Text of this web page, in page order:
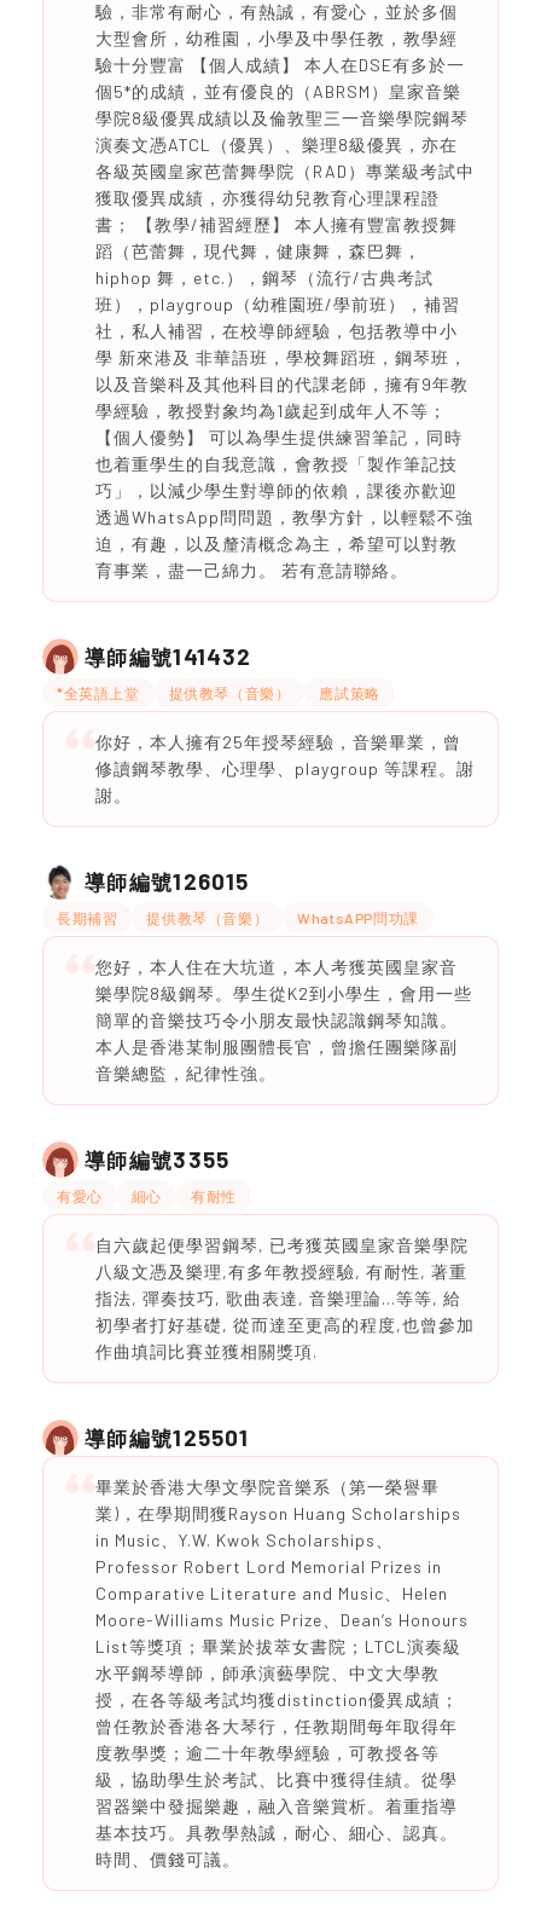
驗，非常有耐心，有熱誠，有愛心，並於多個
大型會所，幼稚園，小學及中學任教，教學經
驗十分豐富 【個人成績】 本人在DSE有多於一
個5*的成績，並有優良的（ABRSM）皇家音樂
學院8級優異成績以及倫敦聖三一音樂學院鋼琴
演奏文憑ATCL（優異）、樂理8級優異，亦在
各級英國皇家芭蕾舞學院（RAD）專業級考試中
獲取優異成績，亦獲得幼兒教育心理課程證
書； 【教學/補習經歷】 本人擁有豐富教授舞
蹈（芭蕾舞，現代舞，健康舞，森巴舞，
hiphop 舞，etc.），鋼琴（流行/古典考試
班），playgroup（幼稚園班/學前班），補習
社，私人補習，在校導師經驗，包括教導中小
學 新來港及 非華語班，學校舞蹈班，鋼琴班，
以及音樂科及其他科目的代課老師，擁有9年教
學經驗，教授對象均為1歲起到成年人不等；
【個人優勢】 可以為學生提供練習筆記，同時
也着重學生的自我意識，會教授「製作筆記技
巧」，以減少學生對導師的依賴，課後亦歡迎
透過WhatsApp問問題，教學方針，以輕鬆不強
迫，有趣，以及釐清概念為主，希望可以對教
育事業，盡一己綿力。 若有意請聯絡。
導師編號141432
*全英語上堂 提供教琴（音樂） 應試策略
你好，本人擁有25年授琴經驗，音樂畢業，曾
修讀鋼琴教學、心理學、playgroup 等課程。謝
謝。
導師編號126015
長期補習 提供教琴（音樂） WhatsAPP問功課
您好，本人住在大坑道，本人考獲英國皇家音
樂學院8級鋼琴。學生從K2到小學生，會用一些
簡單的音樂技巧令小朋友最快認識鋼琴知識。
本人是香港某制服團體長官，曾擔任團樂隊副
音樂總監，紀律性強。
導師編號3355
有愛心 細心 有耐性
自六歲起便學習鋼琴, 已考獲英國皇家音樂學院
八級文憑及樂理,有多年教授經驗, 有耐性, 著重
指法, 彈奏技巧, 歌曲表達, 音樂理論…等等, 給
初學者打好基礎, 從而達至更高的程度,也曾參加
作曲填詞比賽並獲相關獎項.
導師編號125501
畢業於香港大學文學院音樂系（第一榮譽畢
業)，在學期間獲Rayson Huang Scholarships
in Music、Y.W. Kwok Scholarships、
Professor Robert Lord Memorial Prizes in
Comparative Literature and Music、Helen
Moore-Williams Music Prize、Dean’s Honours
List等獎項；畢業於拔萃女書院；LTCL演奏級
水平鋼琴導師，師承演藝學院、中文大學教
授，在各等級考試均獲distinction優異成績；
曾任教於香港各大琴行，任教期間每年取得年
度教學獎；逾二十年教學經驗，可教授各等
級，協助學生於考試、比賽中獲得佳績。從學
習器樂中發掘樂趣，融入音樂賞析。着重指導
基本技巧。具教學熱誠，耐心、細心、認真。
時間、價錢可議。